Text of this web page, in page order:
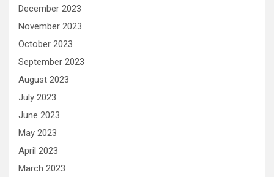
December 2023
November 2023
October 2023
September 2023
August 2023
July 2023
June 2023
May 2023
April 2023
March 2023